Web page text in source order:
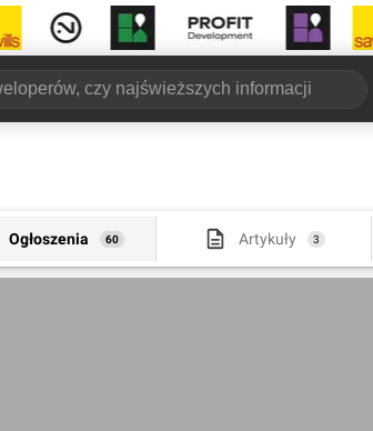
Ogłoszenia 60 Artykuły 3